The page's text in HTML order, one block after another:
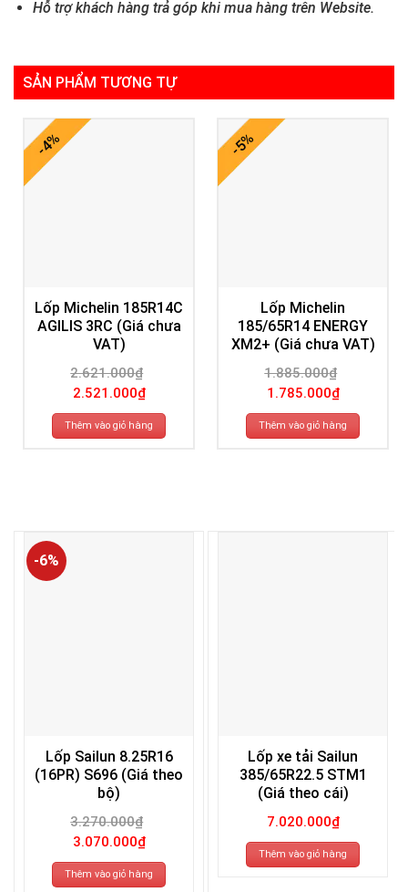
Hỗ trợ khách hàng trả góp khi mua hàng trên Website.
SẢN PHẨM TƯƠNG TỰ
-4%
Lốp Michelin 185R14C
AGILIS 3RC (Giá chưa
VAT)
2.621.000₫
Giá
gốc
là:
2.621.000₫.
2.521.000₫Giá
hiện
tại
là:
2.521.000₫.
Thêm vào giỏ hàng
-5%
Lốp Michelin
185/65R14 ENERGY
XM2+ (Giá chưa VAT)
1.885.000₫
Giá
gốc
là:
1.885.000₫.
1.785.000₫Giá
hiện
tại
là:
1.785.000₫.
Thêm vào giỏ hàng
-6%
Lốp Sailun 8.25R16
(16PR) S696 (Giá theo
bộ)
3.270.000₫
Giá
gốc
là:
3.270.000₫.
3.070.000₫Giá
hiện
tại
là:
3.070.000₫.
Thêm vào giỏ hàng
Lốp xe tải Sailun
385/65R22.5 STM1
(Giá theo cái)
7.020.000₫
Thêm vào giỏ hàng